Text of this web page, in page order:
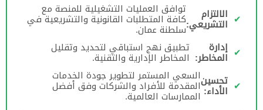
✔ الالتزام
التشريعي:
توافق العمليات التشغيلية للمنصة مع
كافة المتطلبات القانونية والتشريعية في
سلطنة عمان.
✔ إدارة
المخاطر:
تطبيق نهج استباقي لتحديد وتقليل
المخاطر الإدارية والتقنية.
✔ تحسين
الأداء:
السعي المستمر لتطوير جودة الخدمات
المقدمة للأفراد والشركات وفق أفضل
الممارسات العالمية.